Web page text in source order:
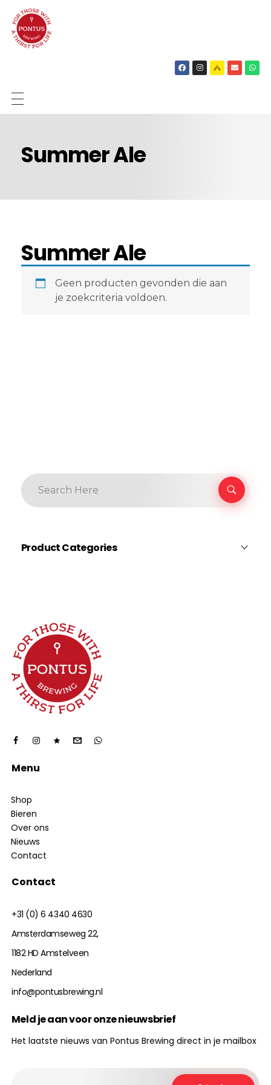
BIEREN
NIEUWS
Summer Ale
Summer Ale
Geen producten gevonden die aan
je zoekcriteria voldoen.
Product Categories
Bock
Craft Beer
Double India Pale Ale
Dutch Blonde
Fruit Beer
India Pale Ale
Witbier
Menu
Shop
Bieren
Over ons
Nieuws
Contact
Contact
+31 (0) 6 4340 4630
Amsterdamseweg 22,
1182 HD Amstelveen
Nederland
info@pontusbrewing.nl
Meld je aan voor onze nieuwsbrief
Het laatste nieuws van Pontus Brewing direct in je mailbox